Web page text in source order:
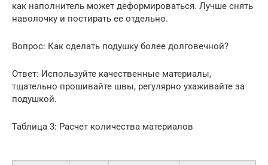
как наполнитель может деформироваться. Лучше снять
наволочку и постирать ее отдельно.
Вопрос: Как сделать подушку более долговечной?
Ответ: Используйте качественные материалы,
тщательно прошивайте швы, регулярно ухаживайте за
подушкой.
Таблица 3: Расчет количества материалов